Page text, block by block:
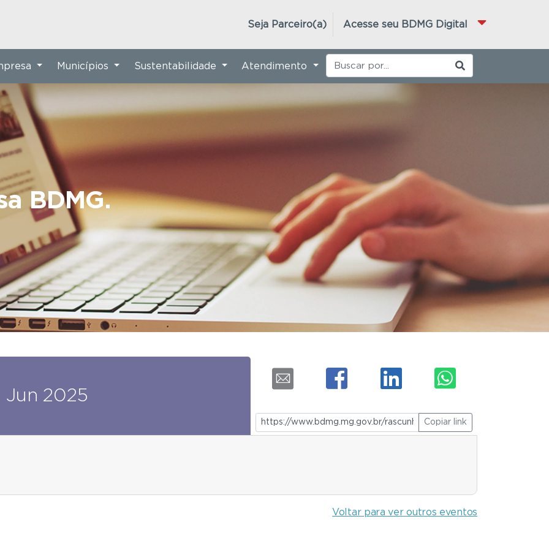
Acesse seu BDMG Digital
Seja Parceiro(a)
BDMG.
Municípios Sustentabilidade Atendimento
Jun 2025
Copiar link
Voltar para ver outros eventos